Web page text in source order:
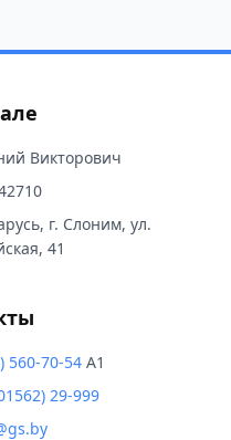
Викторович
г. Слоним, ул.
41
560-70-54 A1
29-999